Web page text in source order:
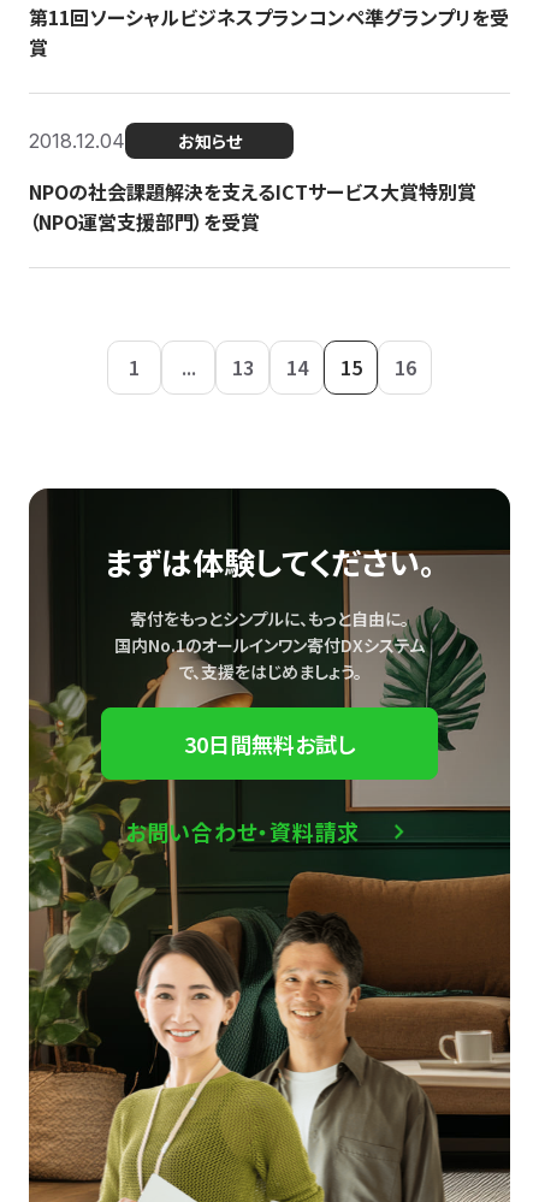
第11回ソーシャルビジネスプランコンペ準グランプリを受
賞
2018.12.04 お知らせ
NPOの社会課題解決を支えるICTサービス大賞特別賞
（NPO運営支援部門）を受賞
1 ... 13 14 15 16
まずは体験してください。
寄付をもっとシンプルに、もっと自由に。
国内No.1のオールインワン寄付DXシステム
で、支援をはじめましょう。
30日間無料お試し
お問い合わせ・資料請求